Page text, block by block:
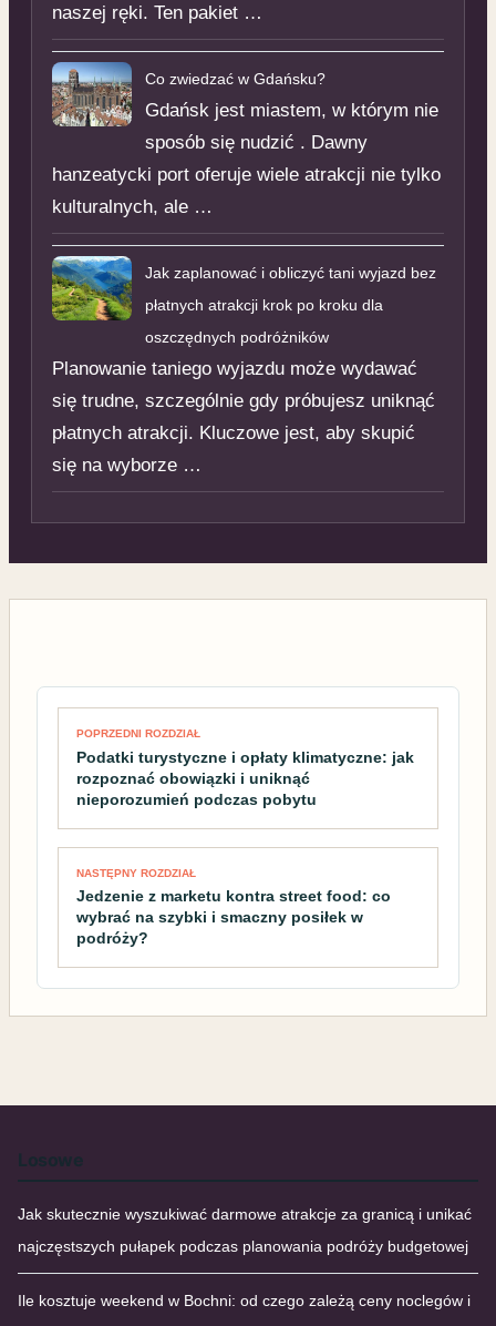
naszej ręki. Ten pakiet …
Co zwiedzać w Gdańsku?
Gdańsk jest miastem, w którym nie
sposób się nudzić . Dawny
hanzeatycki port oferuje wiele atrakcji nie tylko
kulturalnych, ale …
Jak zaplanować i obliczyć tani wyjazd bez
płatnych atrakcji krok po kroku dla
oszczędnych podróżników
Planowanie taniego wyjazdu może wydawać
się trudne, szczególnie gdy próbujesz uniknąć
płatnych atrakcji. Kluczowe jest, aby skupić
się na wyborze …
Nawigacja wpisu
POPRZEDNI ROZDZIAŁ
Podatki turystyczne i opłaty klimatyczne: jak
rozpoznać obowiązki i uniknąć
nieporozumień podczas pobytu
NASTĘPNY ROZDZIAŁ
Jedzenie z marketu kontra street food: co
wybrać na szybki i smaczny posiłek w
podróży?
Losowe
Jak skutecznie wyszukiwać darmowe atrakcje za granicą i unikać
najczęstszych pułapek podczas planowania podróży budgetowej
Ile kosztuje weekend w Bochni: od czego zależą ceny noclegów i